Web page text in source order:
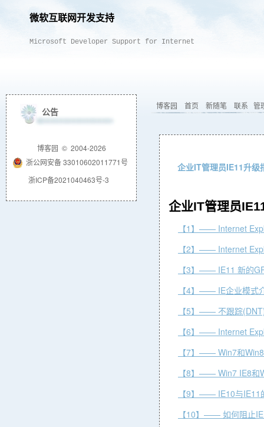
微软互联网开发支持
Microsoft Developer Support for Internet
博客园 首页 新随笔 联系 管
企业IT管理员IE11升
企业IT管理员
【1】—— Internet
【2】—— Internet
【3】—— IE11 新的
【4】—— IE企业模式
【5】—— 不跟踪
【6】—— Internet
【7】—— Win7和
【8】—— Win7 IE8和
【9】—— IE10与IE11
【10】—— 如何阻止
公告
博客园 © 2004-2026
浙公网安备 33010602011771号
浙ICP备2021040463号-3